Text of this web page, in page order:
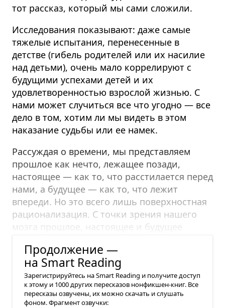
тот рассказ, который мы сами сложили.
Исследования показывают: даже самые
тяжелые испытания, перенесенные в
детстве (гибель родителей или их насилие
над детьми), очень мало коррелируют с
будущими успехами детей и их
удовлетворенностью взрослой жизнью. С
нами может случиться все что угодно — все
дело в том, хотим ли мы видеть в этом
наказание судьбы или ее намек.
Рассуждая о времени, мы представляем
прошлое как нечто, лежащее позади,
настоящее — как то, что расстилается перед
нами, а будущее — как то, что лежит
впереди. Но это всего лишь поверхностная
рационализация. С точки зрения нашего
мозга прошлое, настоящее и будущее
Продолжение —
на Smart Reading
Зарегистрируйтесь на Smart Reading и получите доступ
к этому и 1000 других пересказов нонфикшен-книг. Все
пересказы озвучены, их можно скачать и слушать
фоном. Фрагмент озвучки: